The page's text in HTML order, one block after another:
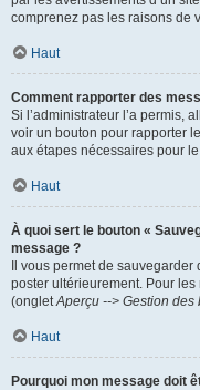
comprenez pas les raisons de
Haut
Comment rapporter des
Si l’administrateur l’a permis,
voir un bouton pour rapporter
aux étapes nécessaires pour
Haut
À quoi sert le bouton «
message ?
Il vous permet de
poster ultérieurement. Pour
(ongletAperçu --> Gestion des
Haut
Pourquoi mon message doit